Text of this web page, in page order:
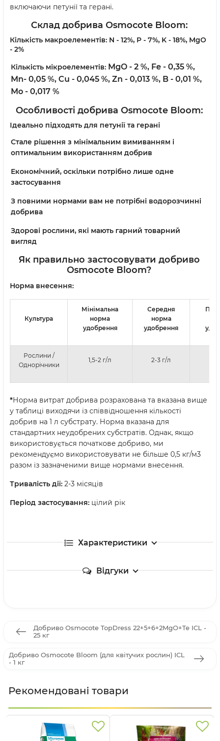
включаючи петунії та герані.
Склад добрива Osmocote Bloom:
Кількість макроелементів: N - 12%, P - 7%, K - 18%, MgO
- 2%
Кількість мікроелементів: MgO - 2 %, Fe - 0,35 %,
Mn- 0,05 %, Cu - 0,045 %, Zn - 0,013 %, B - 0,01 %,
Mo - 0,017 %
Особливості добрива Osmocote Bloom:
Ідеально підходять для петунії та герані
Стале рішення з мінімальним вимиванням і
оптимальним використанням добрив
Економічний, оскільки потрібно лише одне
застосування
З повними нормами вам не потрібні водорозчинні
добрива
Здорові рослини, які мають гарний товарний
вигляд
Як правильно застосовувати добриво
Osmocote Bloom?
Норма внесення:
Культура
Мінімальна
норма
удобрення
Середня
норма
удобрення
Рослини /
Однорічники
1,5-2 г/л 2-3 г/л
*Норма витрат добрива розрахована та вказана вище
у таблиці виходячи із співвідношення кількості
добрив на 1 л субстрату. Норма вказана для
стандартних неудобрених субстратів. Однак, якщо
використовується початкове добриво, ми
рекомендуємо використовувати не більше 0,5 кг/м3
разом із зазначеними вище нормами внесення.
Тривалість дії: 2-3 місяців
Період застосування: цілий рік
Характеристики
Відгуки
Добриво Osmocote TopDress 22+5+6+2MgO+Te ICL -
25 кг
Добриво Osmocote Bloom (для квітучих рослин) ICL
- 1 кг
Рекомендовані товари